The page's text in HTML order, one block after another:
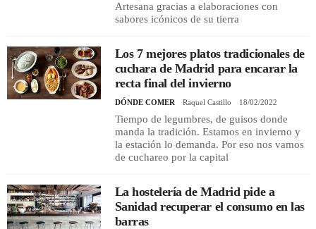
Artesana gracias a elaboraciones con
sabores icónicos de su tierra
Los 7 mejores platos tradicionales de
cuchara de Madrid para encarar la
recta final del invierno
DÓNDE COMER Raquel Castillo 18/02/2022
Tiempo de legumbres, de guisos donde
manda la tradición. Estamos en invierno y
la estación lo demanda. Por eso nos vamos
de cuchareo por la capital
La hostelería de Madrid pide a
Sanidad recuperar el consumo en las
barras